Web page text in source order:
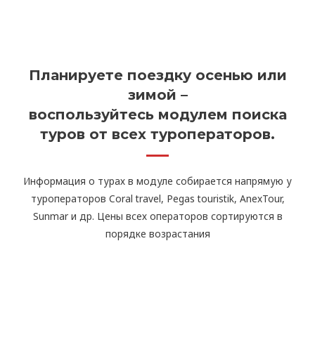
Планируете поездку осенью или
зимой –
воспользуйтесь модулем поиска
туров от всех туроператоров.
Информация о турах в модуле собирается напрямую у
туроператоров Coral travel, Pegas touristik, AnexTour,
Sunmar и др. Цены всех операторов сортируются в
порядке возрастания